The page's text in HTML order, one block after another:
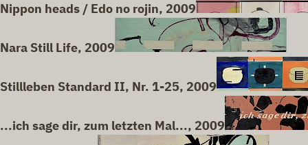
Nippon heads / Edo no rojin, 2009
Nara Still Life, 2009
Stillleben Standard II, Nr. 1-25, 2009
...ich sage dir, zum letzten Mal..., 2009